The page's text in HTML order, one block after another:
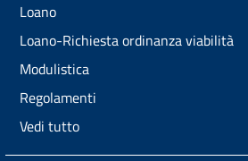
Loano
Loano-Richiesta ordinanza viabilità
Modulistica
Regolamenti
Vedi tutto